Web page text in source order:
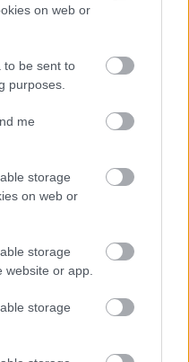
on web or
to be sent to
purposes.
me
storage
on web or
storage
website or app.
storage
χαμογέλασε και
καρκίνος. Αλλά
και θετικός.
στο πλευρό μου, οι
και αυτό με βοήθησε
ως κάτι πολύ
που το έκανα.
πρώτοι μήνες.
είναι σε εξέλιξη,
την κατάκτηση του